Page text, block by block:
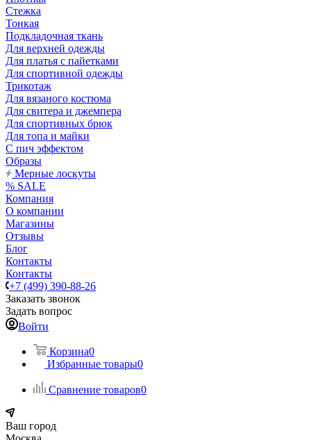
Стежка
Тонкая
Подкладочная ткань
Для верхней одежды
Для платья с пайетками
Для спортивной одежды
Трикотаж
Для вязаного костюма
Для свитера и джемпера
Для спортивных брюк
Для топа и майки
С пич эффектом
Образы
Мерные лоскуты
% SALE
Компания
О компании
Магазины
Отзывы
Блог
Контакты
Контакты
+7 (499) 390-88-26
Заказать звонок
Задать вопрос
Войти
Корзина0
Избранные товары0
Сравнение товаров0
Ваш город